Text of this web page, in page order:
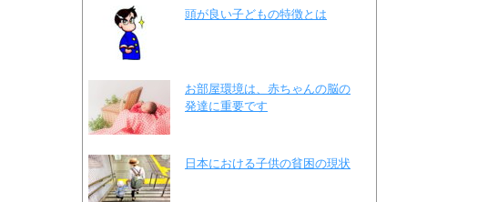
頭が良い子どもの特徴とは
お部屋環境は、赤ちゃんの脳の
発達に重要です
日本における子供の貧困の現状